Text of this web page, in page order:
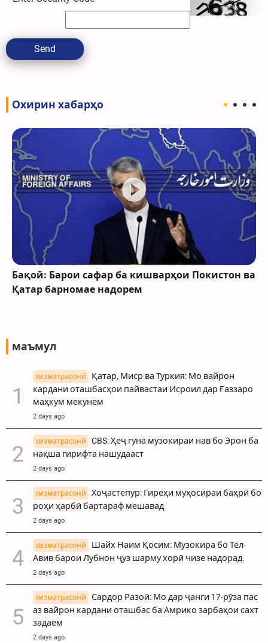
Send
Охирин хабарҳо
Бақоӣ: Барои сафар ба кишварҳои Покистон ва
Қатар барномае надорем
маъмул
хизматрасонй
Қатар, Миср ва Туркия: Мо вайрон
кардани оташбасҳои пайвастаи Исроил дар Ғаззаро
маҳкум мекунем
2 days ago
хизматрасонй
CBS: Ҳеҷ гуна музокираи нав бо Эрон ба
нақша гирифта нашудааст
2 days ago
хизматрасонй
Хоҷастепур: Гиреҳи муҳосираи баҳрӣ бо
роҳи ҳарбӣ бартараф мешавад
2 days ago
хизматрасонй
Шайх Наим Қосим: Музокира бо Тел-
Авив барои Лубнон ҷуз шарму хорӣ чизе надорад.
2 days ago
хизматрасонй
Сардор Разоӣ: Мо дар ҷанги 17-рӯза пас
аз вайрон кардани оташбас ба Амрико зарбаҳои сахт
задаем
2 days ago